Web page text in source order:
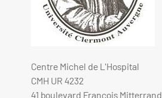
Centre Michel de L'Hospital
CMH UR 4232
41 boulevard François Mitterrand